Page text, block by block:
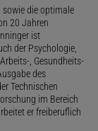
sowie die optimale
20 Jahren
ist
der Psychologie,
, Gesundheits-
des
Technischen
im Bereich
er freiberuflich